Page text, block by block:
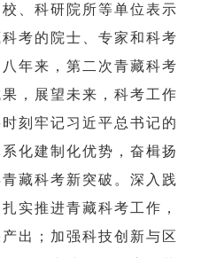
、科研院所等单位表示
考的院士、专家和科考
八年来，第二次青藏科考
，展望未来，科考工作
时刻牢记习近平总书记的
化建制化优势，奋楫扬
藏科考新突破。深入践
实推进青藏科考工作，
出；加强科技创新与区